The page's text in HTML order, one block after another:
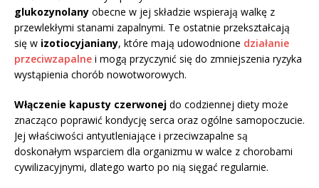
glukozynolany obecne w jej składzie wspierają walkę z
przewlekłymi stanami zapalnymi. Te ostatnie przekształcają
się w izotiocyjaniany, które mają udowodnione działanie
przeciwzapalne i mogą przyczynić się do zmniejszenia ryzyka
wystąpienia chorób nowotworowych.
Włączenie kapusty czerwonej do codziennej diety może
znacząco poprawić kondycję serca oraz ogólne samopoczucie.
Jej właściwości antyutleniające i przeciwzapalne są
doskonałym wsparciem dla organizmu w walce z chorobami
cywilizacyjnymi, dlatego warto po nią sięgać regularnie.